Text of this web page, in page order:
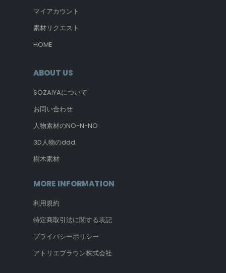
マイアカウント
素材リクエスト
HOME
ABOUT US
SOZAIYAについて
お問い合わせ
人物素材のNO-N-NO
3D人物のddd
樹木素材
MORE INFORMATION
利用規約
特定商取引法に関する表記
プライバシーポリシー
アトリエブラウン株式会社